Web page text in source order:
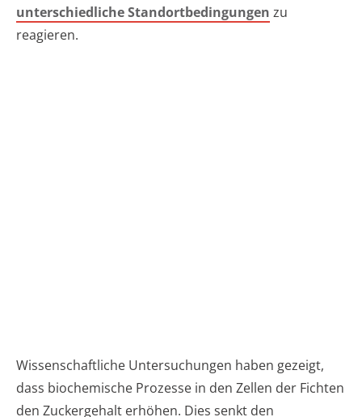
unterschiedliche Standortbedingungen zu
reagieren.
Wissenschaftliche Untersuchungen haben gezeigt,
dass biochemische Prozesse in den Zellen der Fichten
den Zuckergehalt erhöhen. Dies senkt den